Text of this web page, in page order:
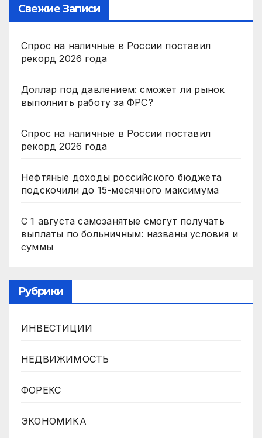
Свежие Записи
Спрос на наличные в России поставил
рекорд 2026 года
Доллар под давлением: сможет ли рынок
выполнить работу за ФРС?
Спрос на наличные в России поставил
рекорд 2026 года
Нефтяные доходы российского бюджета
подскочили до 15-месячного максимума
С 1 августа самозанятые смогут получать
выплаты по больничным: названы условия и
суммы
Рубрики
ИНВЕСТИЦИИ
НЕДВИЖИМОСТЬ
ФОРЕКС
ЭКОНОМИКА